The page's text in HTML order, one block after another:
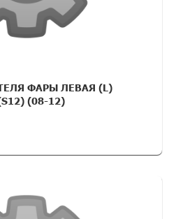
ФАРЫ ЛЕВАЯ (L)
(S12) (08-12)